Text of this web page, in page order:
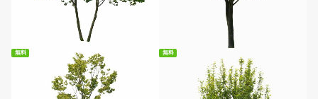
無料ダウンロード 無料ダウンロード
無料 無料